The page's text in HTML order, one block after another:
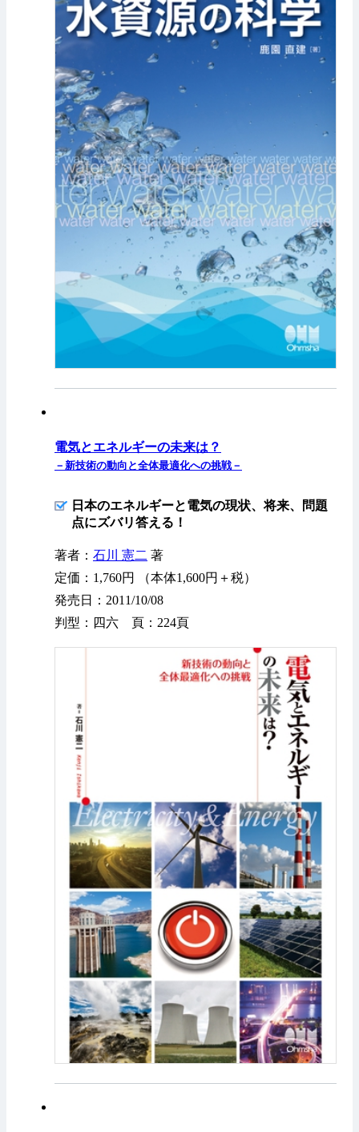
電気とエネルギーの未来は？
－新技術の動向と全体最適化への挑戦－
日本のエネルギーと電気の現状、将来、問題
点にズバリ答える！
著者： 石川 憲二 著
定価：1,760円 （本体1,600円＋税）
発売日：2011/10/08
判型：四六 頁：224頁